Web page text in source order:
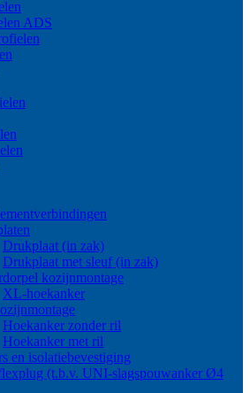
ADS
Drukplaat (in zak)
Drukplaat met sleuf (in zak)
kozijnmontage
XL-hoekanker
Hoekanker zonder ril
Hoekanker met ril
en isolatiebevestiging
(t.b.v. UNI-slagspouwanker Ø4